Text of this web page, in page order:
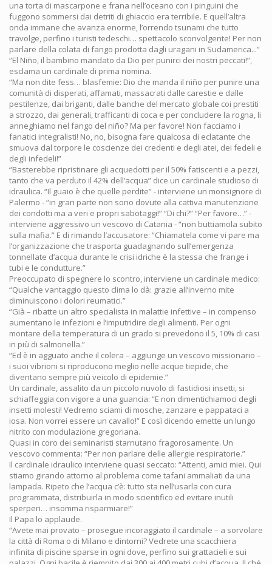
una torta di mascarpone e frana nell’oceano con i pinguini che
fuggono sommersi dai detriti di ghiaccio era terribile. E quell’altra
onda immane che avanza enorme, l’orrendo tsunami che tutto
travolge, perfino i turisti tedeschi… spettacolo sconvolgente! Per non
parlare della colata di fango prodotta dagli uragani in Sudamerica...”
“El Niño, il bambino mandato da Dio per punirci dei nostri peccati!”,
esclama un cardinale di prima nomina.
“Ma non dite fess… blasfemie: Dio che manda il niño per punire una
comunità di disperati, affamati, massacrati dalle carestie e dalle
pestilenze, dai briganti, dalle banche del mercato globale coi prestiti
a strozzo, dai generali, trafficanti di coca e per concludere la rogna, li
anneghiamo nel fango del niño? Ma per favore! Non facciamo i
fanatici integralisti! No, no, bisogna fare qualcosa di eclatante che
smuova dal torpore le coscienze dei credenti e degli atei, dei fedeli e
degli infedeli!”
“Basterebbe ripristinare gli acquedotti per il 50% fatiscenti e a pezzi,
tanto che va perduto il 42% dell’acqua” dice un cardinale studioso di
idraulica. “Il guaio è che quelle perdite” - interviene un monsignore di
Palermo - “in gran parte non sono dovute alla cattiva manutenzione
dei condotti ma a veri e propri sabotaggi!” “Di chi?” “Per favore…” -
interviene aggressivo un vescovo di Catania - “non buttiamola subito
sulla mafia.” E di rimando l’accusatore: “Chiamatela come vi pare ma
l’organizzazione che trasporta guadagnando sull’emergenza
tonnellate d’acqua durante le crisi idriche è la stessa che frange i
tubi e le condutture.”
Preoccupato di spegnere lo scontro, interviene un cardinale medico:
“Qualche vantaggio questo clima lo dà: grazie all’inverno mite
diminuiscono i dolori reumatici.”
“Già – ribatte un altro specialista in malattie infettive – in compenso
aumentano le infezioni e l’imputridire degli alimenti. Per ogni
montare della temperatura di un grado si prevedono il 5, 10% di casi
in più di salmonella.”
“Ed è in agguato anche il colera – aggiunge un vescovo missionario –
i suoi vibrioni si riproducono meglio nelle acque tiepide, che
diventano sempre più veicolo di epidemie.”
Un cardinale, assalito da un piccolo nuvolo di fastidiosi insetti, si
schiaffeggia con vigore a una guancia: “E non dimentichiamoci degli
insetti molesti! Vedremo sciami di mosche, zanzare e pappataci a
iosa. Non vorrei essere un cavallo!” E così dicendo emette un lungo
nitrito con modulazione gregoriana.
Quasi in coro dei seminaristi starnutano fragorosamente. Un
vescovo commenta: “Per non parlare delle allergie respiratorie.”
Il cardinale idraulico interviene quasi seccato: “Attenti, amici miei. Qui
stiamo girando attorno al problema come tafani ammaliati da una
lampada. Ripeto che l’acqua c’è: tutto sta nell’usarla con cura
programmata, distribuirla in modo scientifico ed evitare inutili
sperperi… insomma risparmiare!”
Il Papa lo applaude.
“Avete mai provato – prosegue incoraggiato il cardinale – a sorvolare
la città di Roma o di Milano e dintorni? Vedrete una scacchiera
infinita di piscine sparse in ogni dove, perfino sui grattacieli e sui